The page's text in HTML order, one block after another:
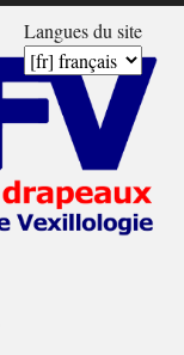
Langues du site